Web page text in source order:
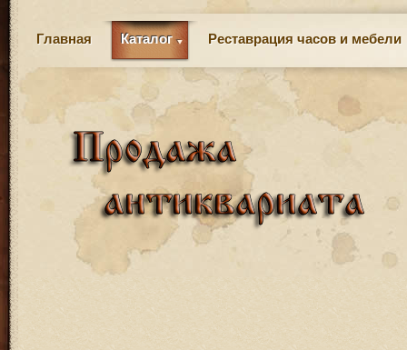
Главная Каталог Реставрация часов и мебели